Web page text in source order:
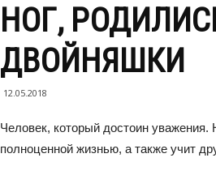
НОГ,
ДВОЙНЯШКИ
12.05.2018
Человек, который достоин уважения.
полноценной жизнью, а также учит